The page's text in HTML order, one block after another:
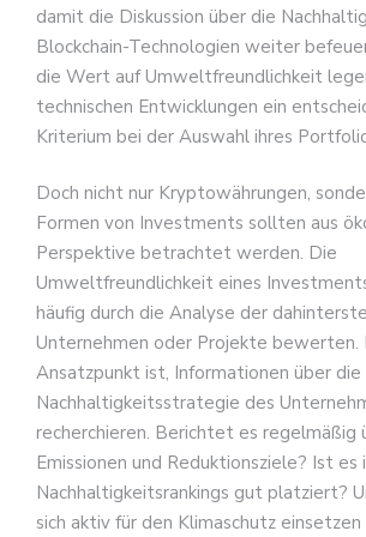
damit die Diskussion über die
Blockchain-Technologien weiter
die Wert auf Umweltfreundlichkeit
technischen Entwicklungen ein
Kriterium bei der Auswahl ihres
Doch nicht nur Kryptowährungen,
Formen von Investments sollten aus
Perspektive betrachtet werden. Die
Umweltfreundlichkeit eines
häufig durch die Analyse der
Unternehmen oder Projekte bewerten.
Ansatzpunkt ist, Informationen über die
Nachhaltigkeitsstrategie des
recherchieren. Berichtet es regelmäßig
Emissionen und Reduktionsziele? Ist es
Nachhaltigkeitsrankings gut platziert?
sich aktiv für den Klimaschutz einsetzen